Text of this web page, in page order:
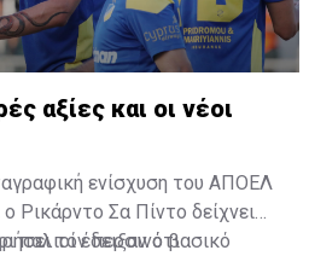
αξίες και οι νέοι
ενίσχυση του ΑΠΟΕΛ
Ρικάρντο Σα Πίντο δείχνει
τον περσινό βασικό
παλιοί έδειξαν ότι